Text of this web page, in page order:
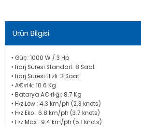
Ürün Bilgisi
• Güç: 1000 W / 3 Hp
• fiarj Süresi Standart: 8 Saat
• fiarj Süresi Hızlı: 3 Saat
• A€›rl›k: 10.6 Kg
• Batarya A€›rl›ğı: 8.7 Kg
• H›z Low : 4.3 km/ph (2.3 knots)
• H›z Eko : 6.8 km/ph (3.7 knots)
• H›z Max : 9.4 km/ph (5.1 knots)